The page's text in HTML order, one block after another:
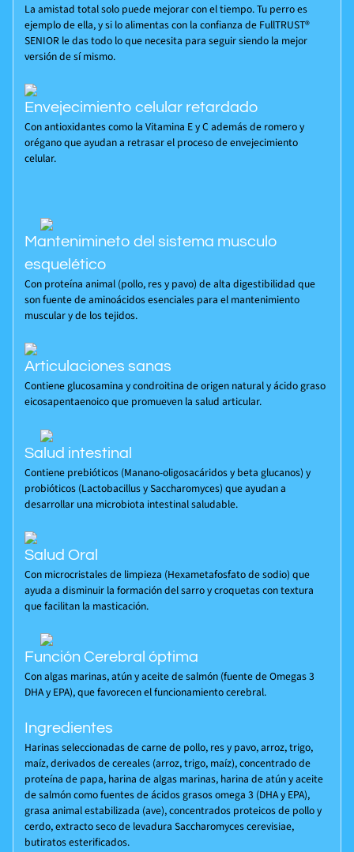
La amistad total solo puede mejorar con el tiempo. Tu perro es
ejemplo de ella, y si lo alimentas con la confianza de FullTRUST®
SENIOR le das todo lo que necesita para seguir siendo la mejor
versión de sí mismo.
Envejecimiento celular retardado
Con antioxidantes como la Vitamina E y C además de romero y
orégano que ayudan a retrasar el proceso de envejecimiento
celular.
Mantenimineto del sistema musculo
esquelético
Con proteína animal (pollo, res y pavo) de alta digestibilidad que
son fuente de aminoácidos esenciales para el mantenimiento
muscular y de los tejidos.
Articulaciones sanas
Contiene glucosamina y condroitina de origen natural y ácido graso
eicosapentaenoico que promueven la salud articular.
Salud intestinal
Contiene prebióticos (Manano-oligosacáridos y beta glucanos) y
probióticos (Lactobacillus y Saccharomyces) que ayudan a
desarrollar una microbiota intestinal saludable.
Salud Oral
Con microcristales de limpieza (Hexametafosfato de sodio) que
ayuda a disminuir la formación del sarro y croquetas con textura
que facilitan la masticación.
Función Cerebral óptima
Con algas marinas, atún y aceite de salmón (fuente de Omegas 3
DHA y EPA), que favorecen el funcionamiento cerebral.
Ingredientes
Harinas seleccionadas de carne de pollo, res y pavo, arroz, trigo,
maíz, derivados de cereales (arroz, trigo, maíz), concentrado de
proteína de papa, harina de algas marinas, harina de atún y aceite
de salmón como fuentes de ácidos grasos omega 3 (DHA y EPA),
grasa animal estabilizada (ave), concentrados proteicos de pollo y
cerdo, extracto seco de levadura Saccharomyces cerevisiae,
butiratos esterificados.